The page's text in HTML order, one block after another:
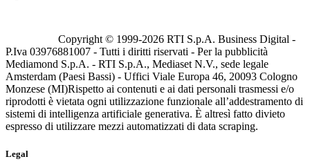
Copyright © 1999-2026 RTI S.p.A. Business Digital -
P.Iva 03976881007 - Tutti i diritti riservati - Per la pubblicità
Mediamond S.p.A. - RTI S.p.A., Mediaset N.V., sede legale
Amsterdam (Paesi Bassi) - Uffici Viale Europa 46, 20093 Cologno
Monzese (MI)Rispetto ai contenuti e ai dati personali trasmessi e/o
riprodotti è vietata ogni utilizzazione funzionale all’addestramento di
sistemi di intelligenza artificiale generativa. È altresì fatto divieto
espresso di utilizzare mezzi automatizzati di data scraping.
Legal